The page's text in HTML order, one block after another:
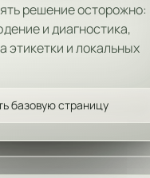
решение осторожно:
и диагностика,
этикетки и локальных
базовую страницу